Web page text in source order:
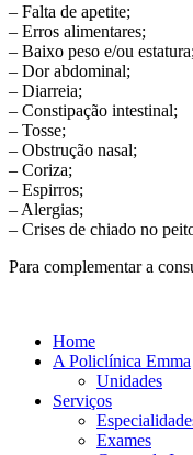
– Falta de apetite;
– Erros alimentares;
– Baixo peso e/ou estatura;
– Dor abdominal;
– Diarreia;
– Constipação intestinal;
– Tosse;
– Obstrução nasal;
– Coriza;
– Espirros;
– Alergias;
– Crises de chiado no
Para complementar a
Home
A Policlínica Emma
Unidades
Serviços
Exames